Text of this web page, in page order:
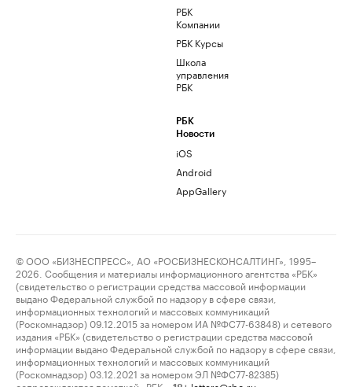
РБК
Компании
РБК Курсы
Школа
управления
РБК
РБК
Новости
iOS
Android
AppGallery
© ООО «БИЗНЕСПРЕСС», АО «РОСБИЗНЕСКОНСАЛТИНГ», 1995–
2026. Сообщения и материалы информационного агентства «РБК»
(свидетельство о регистрации средства массовой информации
выдано Федеральной службой по надзору в сфере связи,
информационных технологий и массовых коммуникаций
(Роскомнадзор) 09.12.2015 за номером ИА №ФС77-63848) и сетевого
издания «РБК» (свидетельство о регистрации средства массовой
информации выдано Федеральной службой по надзору в сфере связи,
информационных технологий и массовых коммуникаций
(Роскомнадзор) 03.12.2021 за номером ЭЛ №ФС77-82385)